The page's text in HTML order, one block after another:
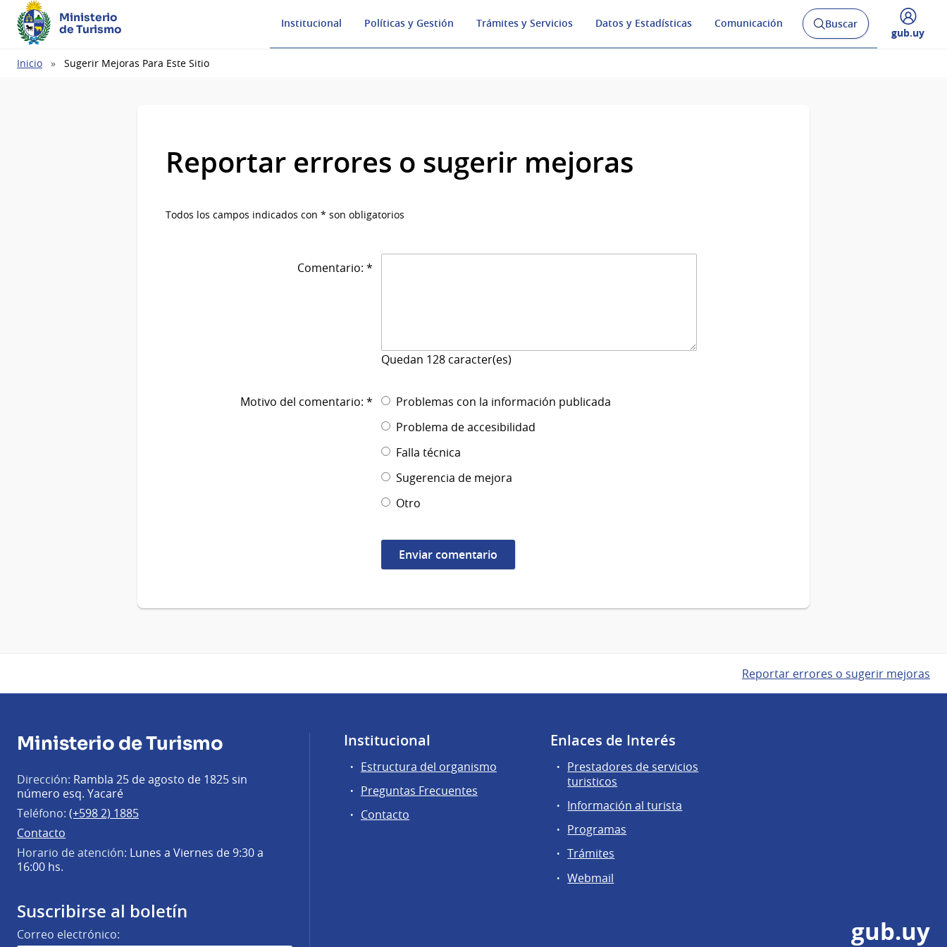
Ministerio
de Turismo
Institucional Políticas y Gestión Trámites y Servicios Datos y Estadísticas Comunicación
Abrir
buscador
Buscar
Desplegar
gub.uy
Ruta
Inicio Sugerir Mejoras Para Este Sitio
Reportar errores o sugerir mejoras
Todos los campos indicados con * son obligatorios
Comentario: *
Quedan 128 caracter(es)
Motivo del comentario: *
Problemas con la información publicada
Problema de accesibilidad
Falla técnica
Sugerencia de mejora
Otro
Reportar errores o sugerir mejoras
Ministerio de Turismo
Dirección: Rambla 25 de agosto de 1825 sin
número esq. Yacaré
Teléfono: (+598 2) 1885
Contacto
Horario de atención: Lunes a Viernes de 9:30 a
16:00 hs.
Suscribirse al boletín
Correo electrónico:
Institucional
Estructura del organismo
Preguntas Frecuentes
Contacto
Enlaces de Interés
Prestadores de servicios
turisticos
Información al turista
Programas
Trámites
Webmail
gub.uy